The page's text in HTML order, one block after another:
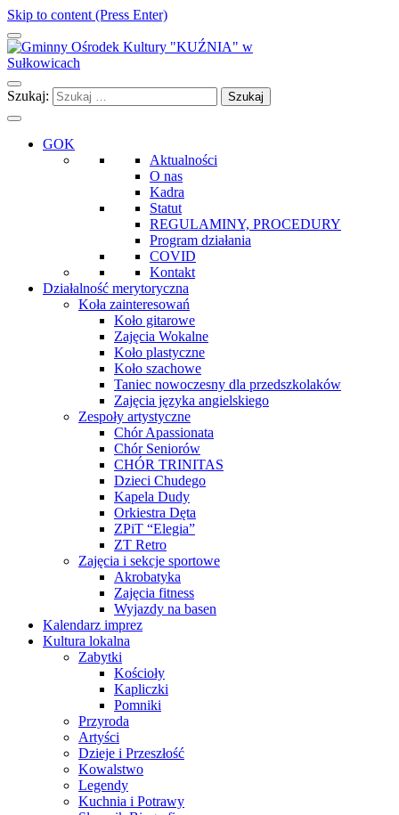
Skip to content (Press Enter)
Gminny Ośrodek Kultury "KUŹNIA" w Sułkowicach
Szukaj:
GOK
Aktualności
O nas
Kadra
Statut
REGULAMINY, PROCEDURY
Program działania
COVID
Kontakt
Działalność merytoryczna
Koła zainteresowań
Koło gitarowe
Zajęcia Wokalne
Koło plastyczne
Koło szachowe
Taniec nowoczesny dla przedszkolaków
Zajęcia języka angielskiego
Zespoły artystyczne
Chór Apassionata
Chór Seniorów
CHÓR TRINITAS
Dzieci Chudego
Kapela Dudy
Orkiestra Dęta
ZPiT “Elegia”
ZT Retro
Zajęcia i sekcje sportowe
Akrobatyka
Zajęcia fitness
Wyjazdy na basen
Kalendarz imprez
Kultura lokalna
Zabytki
Kościoły
Kapliczki
Pomniki
Przyroda
Artyści
Dzieje i Przeszłość
Kowalstwo
Legendy
Kuchnia i Potrawy